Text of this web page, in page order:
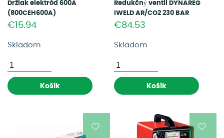
Držiak elektród 600A
(800CEH600A)
€15.94
Skladom
Košík
Redukčný ventil DYNAREG
IWELD AR/CO2 230 BAR
(5DRGCO23022L)
€84.53
Skladom
Košík